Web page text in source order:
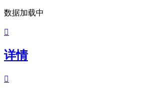
数据加载中

详情
